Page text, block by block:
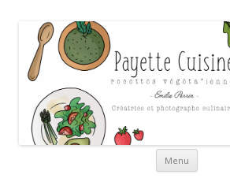
Payette cuisine
Menu Aller